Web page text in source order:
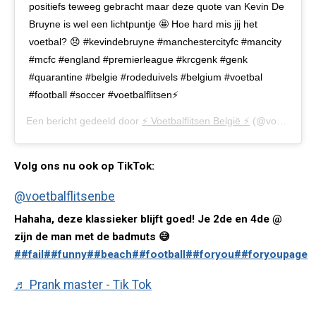
positiefs teweeg gebracht maar deze quote van Kevin De
Bruyne is wel een lichtpuntje 🤩 Hoe hard mis jij het
voetbal? 😞 #kevindebruyne #manchestercityfc #mancity
#mcfc #england #premierleague #krcgenk #genk
#quarantine #belgie #rodeduivels #belgium #voetbal
#football #soccer #voetbalflitsen⚡️
Een bericht gedeeld door ⚡️ Voetbalflitsen België ⚡️ (@voetbalflitsen.be) op
Volg ons nu ook op TikTok:
@voetbalflitsenbe
Hahaha, deze klassieker blijft goed! Je 2de en 4de @
zijn de man met de badmuts 😅
##fail##funny##beach##football##foryou##foryoupage
♬ Prank master - Tik Tok